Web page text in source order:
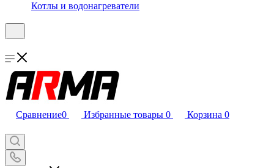
Котлы и водонагреватели
Сравнение0 Избранные товары 0 Корзина 0